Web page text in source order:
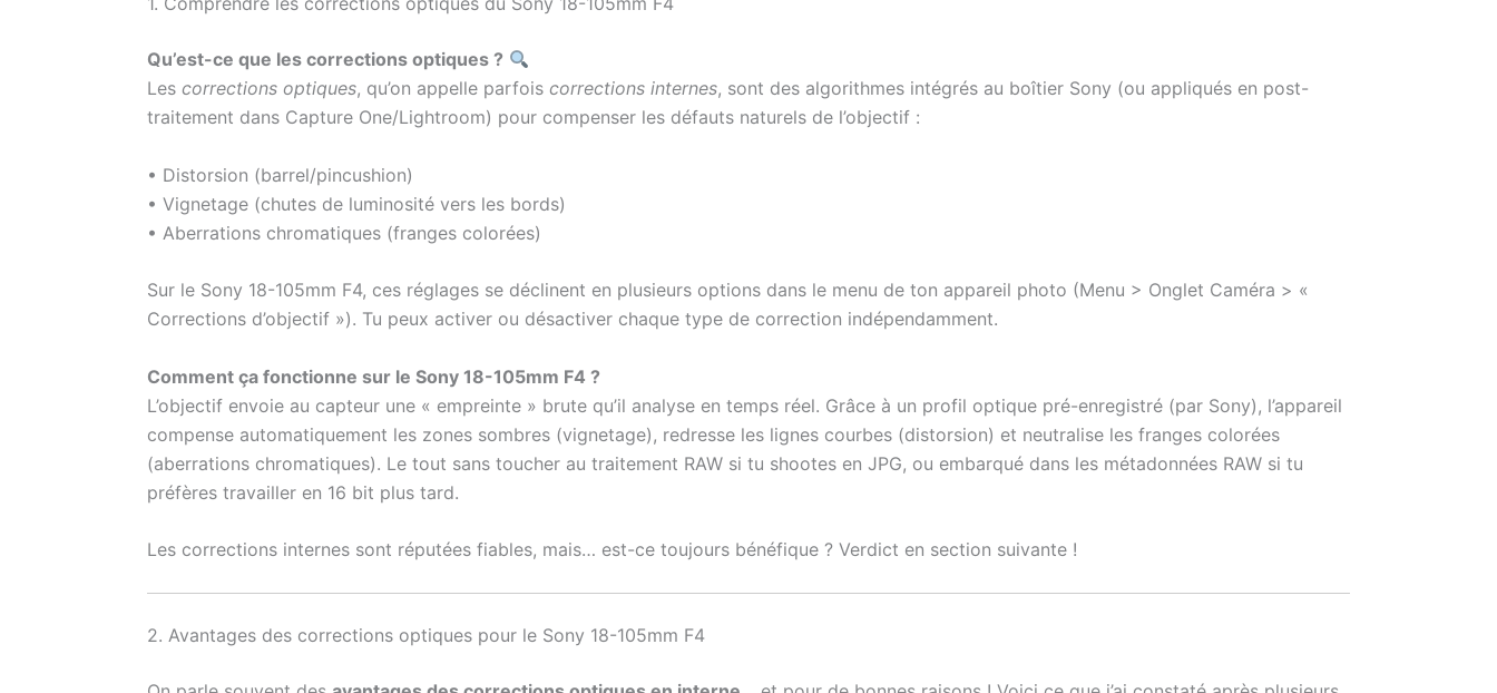
Qu’est-ce que les corrections optiques ?
Les corrections optiques, qu’on appelle parfois corrections internes, sont des algorithmes intégrés au boîtier Sony (ou appliqués en post-
traitement dans Capture One/Lightroom) pour compenser les défauts naturels de l’objectif :
• Distorsion (barrel/pincushion)
• Vignetage (chutes de luminosité vers les bords)
• Aberrations chromatiques (franges colorées)
Sur le Sony 18-105mm F4, ces réglages se déclinent en plusieurs options dans le menu de ton appareil photo (Menu > Onglet Caméra > «
Corrections d’objectif »). Tu peux activer ou désactiver chaque type de correction indépendamment.
Comment ça fonctionne sur le Sony 18-105mm F4 ?
L’objectif envoie au capteur une « empreinte » brute qu’il analyse en temps réel. Grâce à un profil optique pré-enregistré (par Sony), l’appareil
compense automatiquement les zones sombres (vignetage), redresse les lignes courbes (distorsion) et neutralise les franges colorées
(aberrations chromatiques). Le tout sans toucher au traitement RAW si tu shootes en JPG, ou embarqué dans les métadonnées RAW si tu
préfères travailler en 16 bit plus tard.
Les corrections internes sont réputées fiables, mais… est-ce toujours bénéfique ? Verdict en section suivante !
2. Avantages des corrections optiques pour le Sony 18-105mm F4